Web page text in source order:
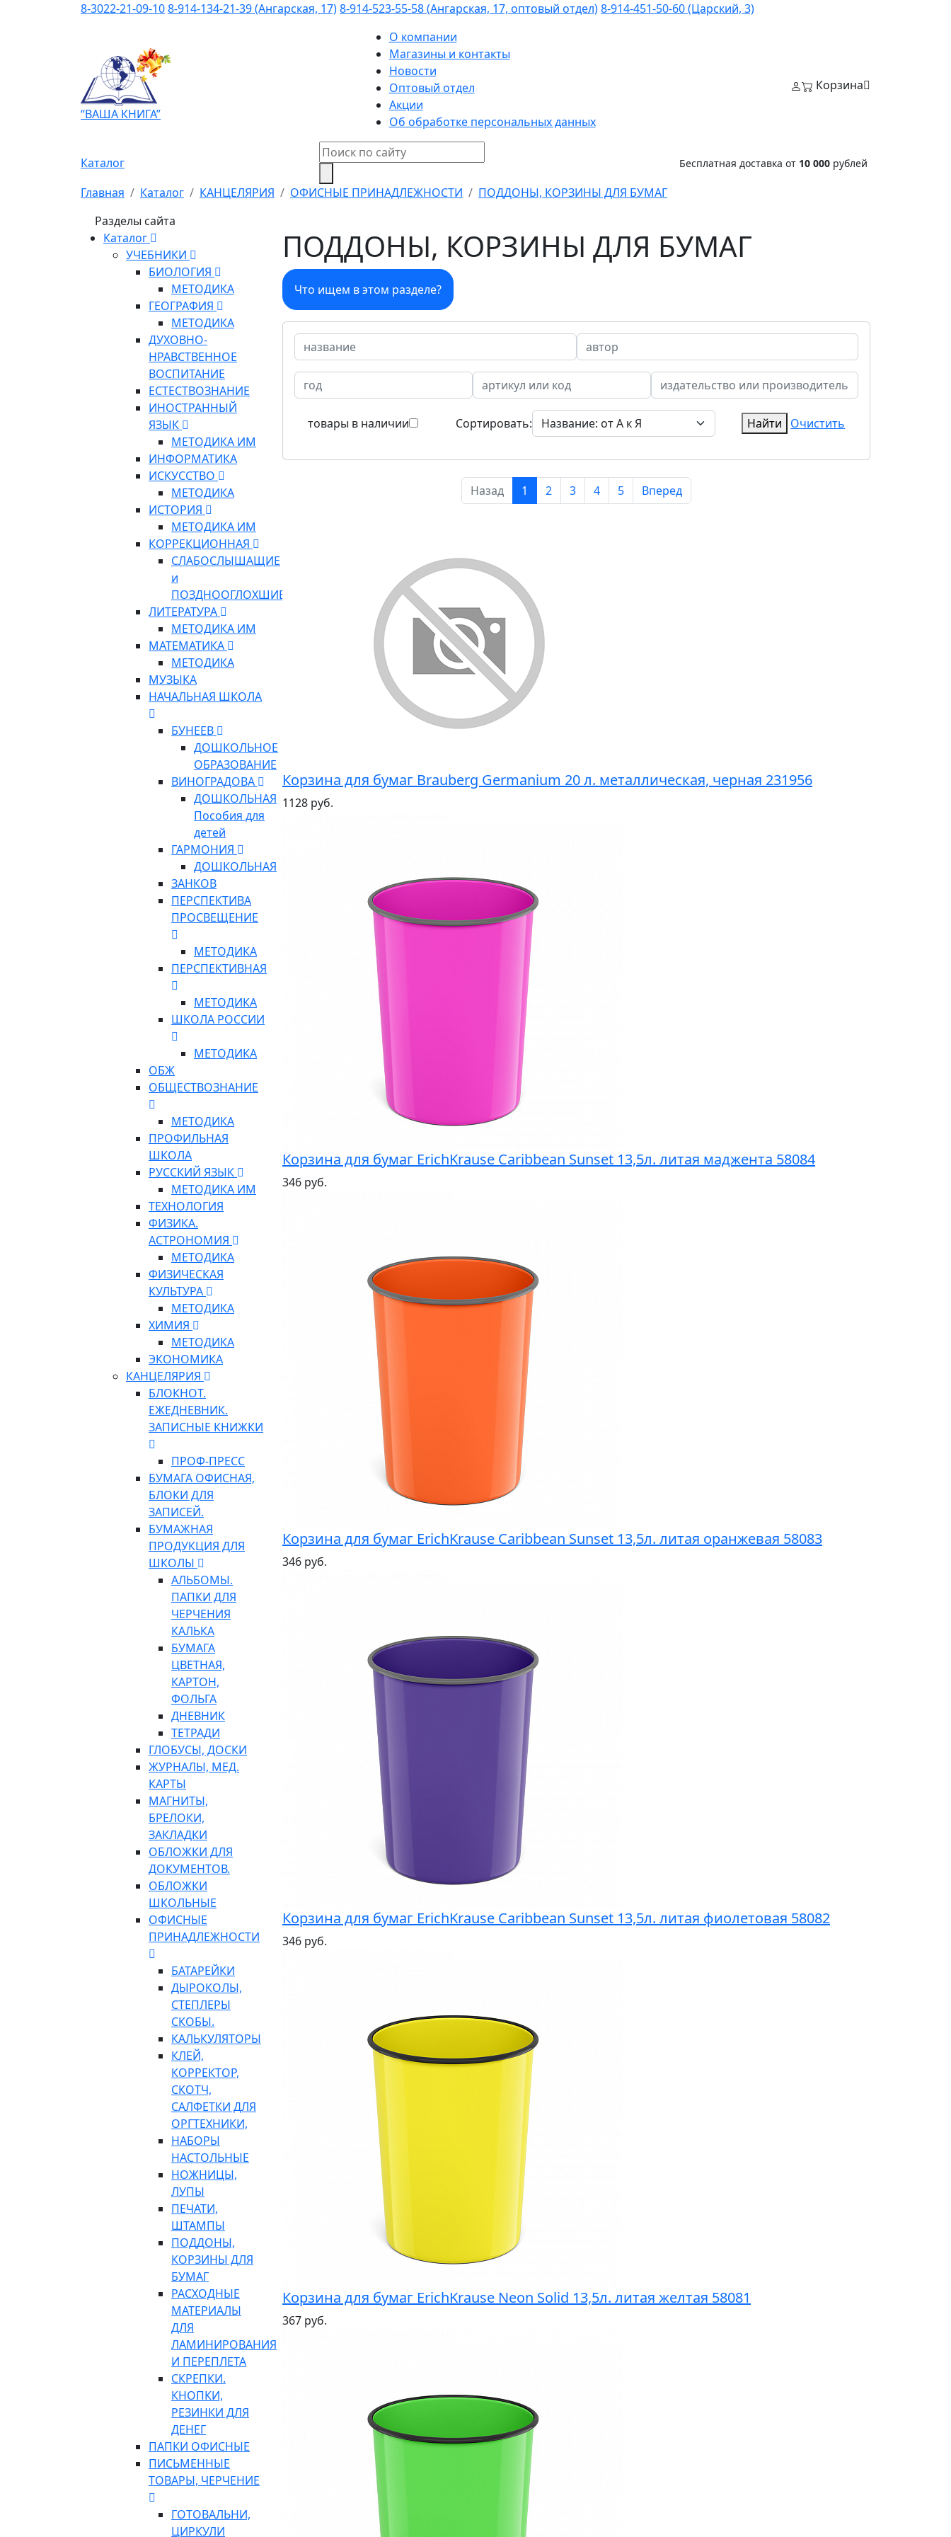
8-3022-21-09-108-914-134-21-39 (Ангарская, 17)8-914-523-55-58 (Ангарская, 17, оптовый отдел)8-914-451-50-60 (Царский, 3)
“ВАША КНИГА”
О компании
Магазины и контакты
Новости
Оптовый отдел
Акции
Об обработке персональных данных
Корзина
Каталог Бесплатная доставка от 10 000 рублей
Главная Каталог КАНЦЕЛЯРИЯ ОФИСНЫЕ ПРИНАДЛЕЖНОСТИ ПОДДОНЫ, КОРЗИНЫ ДЛЯ БУМАГ
ПОДДОНЫ, КОРЗИНЫ ДЛЯ БУМАГ
Что ищем в этом разделе?
товары в наличии Сортировать: Найти Очистить
Назад 1 2 3 4 5 Вперед
Корзина для бумаг Brauberg Germanium 20 л. металлическая, черная 231956
1128 руб.
Корзина для бумаг ErichKrause Caribbean Sunset 13,5л. литая маджента 58084
346 руб.
Корзина для бумаг ErichKrause Caribbean Sunset 13,5л. литая оранжевая 58083
346 руб.
Корзина для бумаг ErichKrause Caribbean Sunset 13,5л. литая фиолетовая 58082
346 руб.
Корзина для бумаг ErichKrause Neon Solid 13,5л. литая желтая 58081
367 руб.
Разделы сайта
Каталог
УЧЕБНИКИ
БИОЛОГИЯ
МЕТОДИКА
ГЕОГРАФИЯ
МЕТОДИКА
ДУХОВНО-
НРАВСТВЕННОЕ
ВОСПИТАНИЕ
ЕСТЕСТВОЗНАНИЕ
ИНОСТРАННЫЙ
ЯЗЫК
МЕТОДИКА ИМ
ИНФОРМАТИКА
ИСКУССТВО
МЕТОДИКА
ИСТОРИЯ
МЕТОДИКА ИМ
КОРРЕКЦИОННАЯ
СЛАБОСЛЫШАЩИЕ
и
ПОЗДНООГЛОХШИЕ
ЛИТЕРАТУРА
МЕТОДИКА ИМ
МАТЕМАТИКА
МЕТОДИКА
МУЗЫКА
НАЧАЛЬНАЯ ШКОЛА
БУНЕЕВ
ДОШКОЛЬНОЕ
ОБРАЗОВАНИЕ
ВИНОГРАДОВА
ДОШКОЛЬНАЯ
Пособия для
детей
ГАРМОНИЯ
ДОШКОЛЬНАЯ
ЗАНКОВ
ПЕРСПЕКТИВА
ПРОСВЕЩЕНИЕ
МЕТОДИКА
ПЕРСПЕКТИВНАЯ
МЕТОДИКА
ШКОЛА РОССИИ
МЕТОДИКА
ОБЖ
ОБЩЕСТВОЗНАНИЕ
МЕТОДИКА
ПРОФИЛЬНАЯ
ШКОЛА
РУССКИЙ ЯЗЫК
МЕТОДИКА ИМ
ТЕХНОЛОГИЯ
ФИЗИКА.
АСТРОНОМИЯ
МЕТОДИКА
ФИЗИЧЕСКАЯ
КУЛЬТУРА
МЕТОДИКА
ХИМИЯ
МЕТОДИКА
ЭКОНОМИКА
КАНЦЕЛЯРИЯ
БЛОКНОТ.
ЕЖЕДНЕВНИК.
ЗАПИСНЫЕ КНИЖКИ
ПРОФ-ПРЕСС
БУМАГА ОФИСНАЯ,
БЛОКИ ДЛЯ
ЗАПИСЕЙ.
БУМАЖНАЯ
ПРОДУКЦИЯ ДЛЯ
ШКОЛЫ
АЛЬБОМЫ.
ПАПКИ ДЛЯ
ЧЕРЧЕНИЯ
КАЛЬКА
БУМАГА
ЦВЕТНАЯ,
КАРТОН,
ФОЛЬГА
ДНЕВНИК
ТЕТРАДИ
ГЛОБУСЫ, ДОСКИ
ЖУРНАЛЫ, МЕД.
КАРТЫ
МАГНИТЫ,
БРЕЛОКИ,
ЗАКЛАДКИ
ОБЛОЖКИ ДЛЯ
ДОКУМЕНТОВ.
ОБЛОЖКИ
ШКОЛЬНЫЕ
ОФИСНЫЕ
ПРИНАДЛЕЖНОСТИ
БАТАРЕЙКИ
ДЫРОКОЛЫ,
СТЕПЛЕРЫ
СКОБЫ.
КАЛЬКУЛЯТОРЫ
КЛЕЙ,
КОРРЕКТОР,
СКОТЧ,
САЛФЕТКИ ДЛЯ
ОРГТЕХНИКИ,
НАБОРЫ
НАСТОЛЬНЫЕ
НОЖНИЦЫ,
ЛУПЫ
ПЕЧАТИ,
ШТАМПЫ
ПОДДОНЫ,
КОРЗИНЫ ДЛЯ
БУМАГ
РАСХОДНЫЕ
МАТЕРИАЛЫ
ДЛЯ
ЛАМИНИРОВАНИЯ
И ПЕРЕПЛЕТА
СКРЕПКИ.
КНОПКИ,
РЕЗИНКИ ДЛЯ
ДЕНЕГ
ПАПКИ ОФИСНЫЕ
ПИСЬМЕННЫЕ
ТОВАРЫ, ЧЕРЧЕНИЕ
ГОТОВАЛЬНИ,
ЦИРКУЛИ